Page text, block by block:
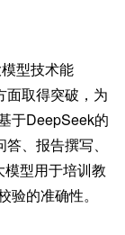
型技术能
面取得突破，为
于DeepSeek的
、报告撰写、
型用于培训教
的准确性。